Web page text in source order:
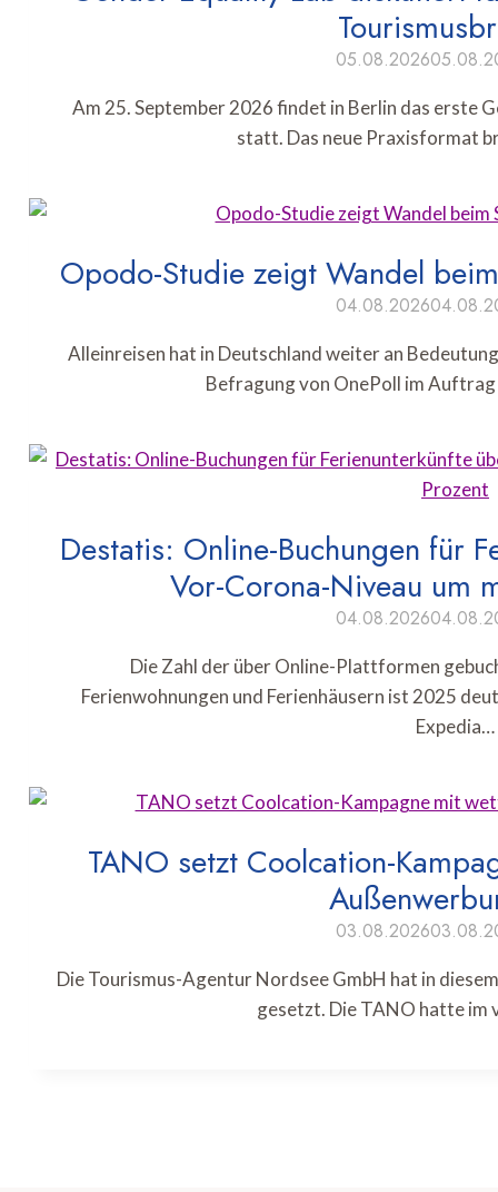
05.08.2026
Am 25. September 2026 findet in Berlin das erste
statt. Das neue Praxisformat
Opodo-Studie zeigt Wandel
04.08.2026
Alleinreisen hat in Deutschland weiter an
Befragung von OnePoll im
Destatis: Online-Buchungen für
Vor-Corona-Niveau um
04.08.2026
Die Zahl der über Online-Plattformen
Ferienwohnungen und Ferienhäusern ist 2025
Expedia…
TANO setzt Coolcation-
03.08.2026
Die Tourismus-Agentur Nordsee GmbH hat in
gesetzt. Die TANO hatte im